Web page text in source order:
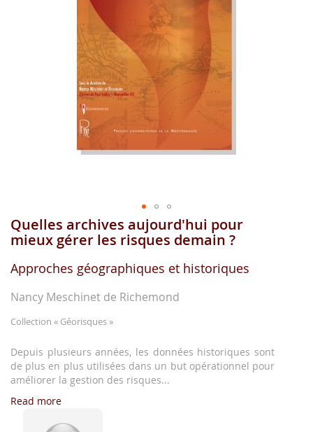
Skip
to
beginning
the
images
gallery
Quelles archives aujourd'hui pour
mieux gérer les risques demain ?
Approches géographiques et historiques
Nancy Meschinet de Richemond
Collection « Géorisques »
Depuis plusieurs années, les données historiques sont
de plus en plus utilisées dans un but opérationnel pour
améliorer la gestion des risques...
Read more